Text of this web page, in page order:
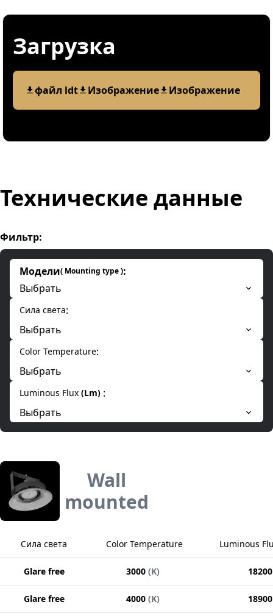
Загрузка
файл ldt Изображение Изображение
Технические данные
Фильтр:
Модели( Mounting type):
Выбрать
Сила света:
Выбрать
Color Temperature:
Выбрать
Luminous Flux (Lm) :
Выбрать
Wall
mounted
Сила света Color Temperature Luminous
Glare free 3000 (K) 18200
Glare free 4000 (K) 18900